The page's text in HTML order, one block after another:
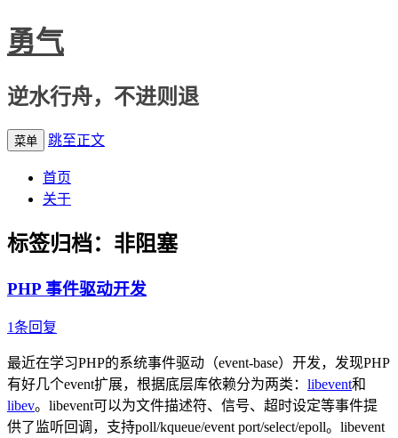
勇气
逆水行舟，不进则退
菜单 跳至正文
首页
关于
标签归档： 非阻塞
PHP 事件驱动开发
1条回复
最近在学习PHP的系统事件驱动（event-base）开发，发现PHP
有好几个event扩展，根据底层库依赖分为两类： libevent和
libev。libevent可以为文件描述符、信号、超时设定等事件提
供了监听回调，支持poll/kqueue/event port/select/epoll。libevent